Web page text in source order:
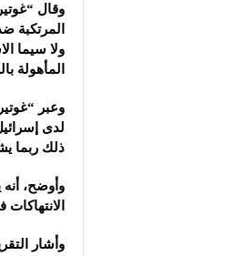
وقال
المرتكبة
ولا ‏سيما
المأهولة
وعبر
لدى
ذلك ربما
وأوضح، أنه
الانتهاكات في